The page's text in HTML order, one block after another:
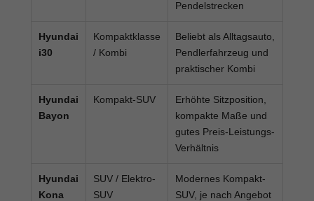
Pendelstrecken
Hyundai
i30
Kompaktklasse
/ Kombi
Beliebt als Alltagsauto,
Pendlerfahrzeug und
praktischer Kombi
Hyundai
Bayon
Kompakt-SUV
Erhöhte Sitzposition,
kompakte Maße und
gutes Preis-Leistungs-
Verhältnis
Hyundai
Kona
SUV / Elektro-
SUV
Modernes Kompakt-
SUV, je nach Angebot